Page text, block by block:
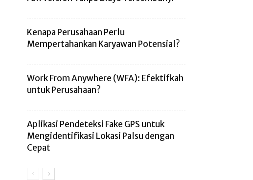
Kenapa Perusahaan Perlu
Mempertahankan Karyawan Potensial?
Work From Anywhere (WFA): Efektifkah
untuk Perusahaan?
Aplikasi Pendeteksi Fake GPS untuk
Mengidentifikasi Lokasi Palsu dengan
Cepat